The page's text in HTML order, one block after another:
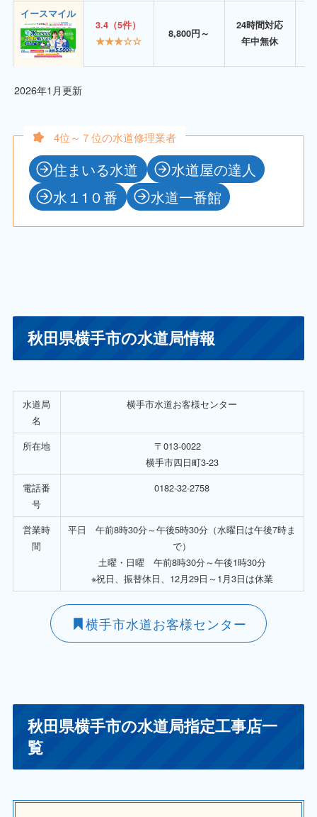
イースマイル
3.4（5件）
★★★☆☆
8,800円～
24時間対応
年中無休
2026年1月更新
4位～７位の水道修理業者
住まいる水道
水道屋の達人
水１1０番
水道一番館
秋田県横手市の水道局情報
水道局
名
横手市水道お客様センター
所在地
〒013-0022
横手市四日町3-23
電話番
号
0182-32-2758
営業時
間
平日 午前8時30分～午後5時30分（水曜日は午後7時ま
で）
土曜・日曜 午前8時30分～午後1時30分
※祝日、振替休日、12月29日～1月3日は休業
横手市水道お客様センター
秋田県横手市の水道局指定工事店一
覧